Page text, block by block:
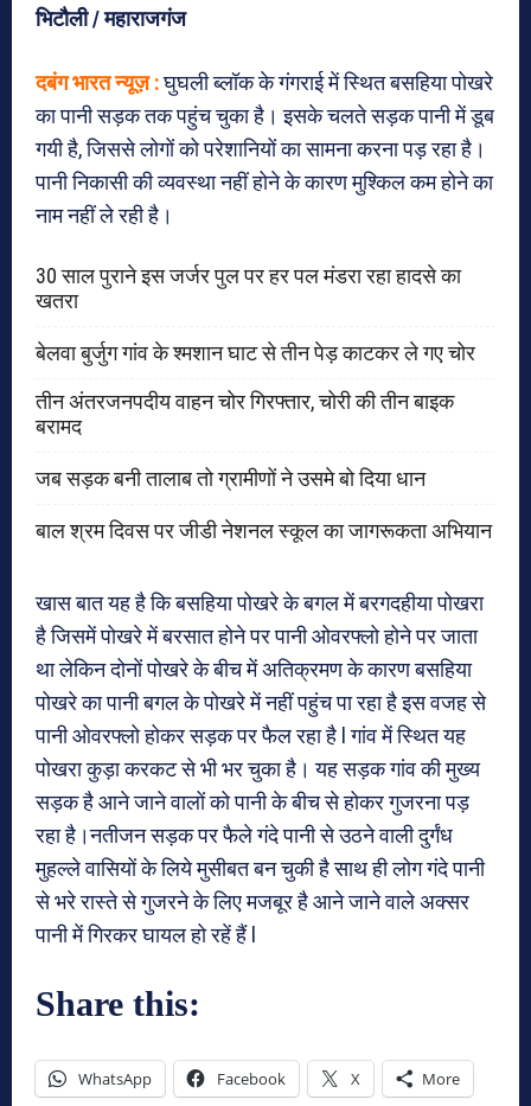
भिटौली / महाराजगंज
दबंग भारत न्यूज़ :घुघली ब्लॉक के गंगराई में स्थित बसहिया पोखरे
का पानी सड़क तक पहुंच चुका है। इसके चलते सड़क पानी में डूब
गयी है, जिससे लोगों को परेशानियों का सामना करना पड़ रहा है।
पानी निकासी की व्यवस्था नहीं होने के कारण मुश्किल कम होने का
नाम नहीं ले रही है।
30 साल पुराने इस जर्जर पुल पर हर पल मंडरा रहा हादसे का
खतरा
बेलवा बुर्जुग गांव के श्मशान घाट से तीन पेड़ काटकर ले गए चोर
तीन अंतरजनपदीय वाहन चोर गिरफ्तार, चोरी की तीन बाइक
बरामद
जब सड़क बनी तालाब तो ग्रामीणों ने उसमे बो दिया धान
बाल श्रम दिवस पर जीडी नेशनल स्कूल का जागरूकता अभियान
खास बात यह है कि बसहिया पोखरे के बगल में बरगदहीया पोखरा
है जिसमें पोखरे में बरसात होने पर पानी ओवरफ्लो होने पर जाता
था लेकिन दोनों पोखरे के बीच में अतिक्रमण के कारण बसहिया
पोखरे का पानी बगल के पोखरे में नहीं पहुंच पा रहा है इस वजह से
पानी ओवरफ्लो होकर सड़क पर फैल रहा है l गांव में स्थित यह
पोखरा कुड़ा करकट से भी भर चुका है। यह सड़क गांव की मुख्य
सड़क है आने जाने वालों को पानी के बीच से होकर गुजरना पड़
रहा है।नतीजन सड़क पर फैले गंदे पानी से उठने वाली दुर्गंध
मुहल्ले वासियों के लिये मुसीबत बन चुकी है साथ ही लोग गंदे पानी
से भरे रास्ते से गुजरने के लिए मजबूर है आने जाने वाले अक्सर
पानी में गिरकर घायल हो रहें हैं l
Share this:
WhatsApp Facebook X More